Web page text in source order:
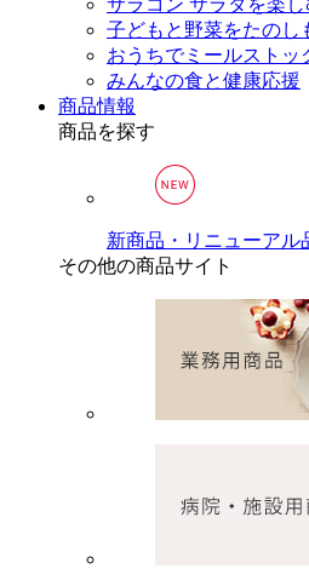
子どもと野菜をたのし
おうちでミールストッ
みんなの食と健康応援
商品情報
商品を探す
新商品・リニューアル
その他の商品サイト